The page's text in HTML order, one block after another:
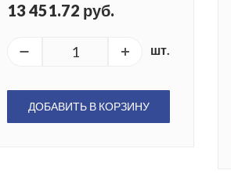
13 451.72 руб.
шт.
ДОБАВИТЬ В КОРЗИНУ